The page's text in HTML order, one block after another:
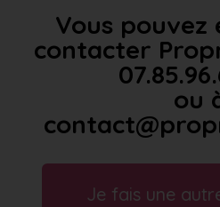
Vous pouvez
contacter
ou
Je fais une